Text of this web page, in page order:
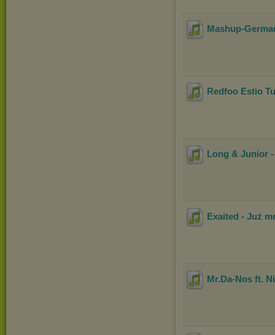
Mashup-
Redfoo Estio
Long & Junior
Exaited - Już
Mr.Da-Nos ft.